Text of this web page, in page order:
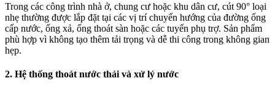
Trong các công trình nhà ở, chung cư hoặc khu dân cư, cút 90° loại
nhẹ thường được lắp đặt tại các vị trí chuyển hướng của đường ống
cấp nước, ống xả, ống thoát sàn hoặc các tuyến phụ trợ. Sản phẩm
phù hợp vì không tạo thêm tải trọng và dễ thi công trong không gian
hẹp.
2. Hệ thống thoát nước thải và xử lý nước